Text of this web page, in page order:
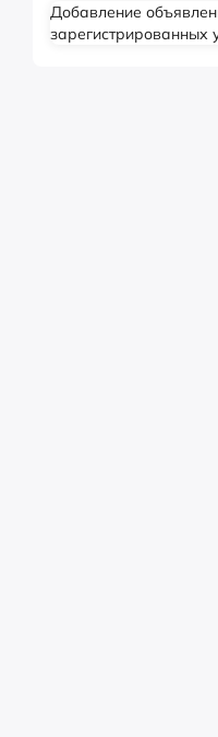
Добавление
зарегистрированных